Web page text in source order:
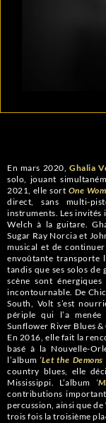
En mars 2020,Ghalia
solo, jouant
2021, elle sort One
direct, sans multi-
instruments. Les invités
Welch à la guitare.
Sugar Ray Norcia et
musical et de
envoûtante transporte
tandis que ses solos de
scène sont
incontournable. De
South, Volt s’est
périple qui l’a
Sunflower River Blues
En 2016, elle fait la
basé à la Nouvelle-
l’album ‘Let the Demons
country blues, elle
Mississippi. L’album ‘
contributions
percussion, ainsi que
trois fois la troisième